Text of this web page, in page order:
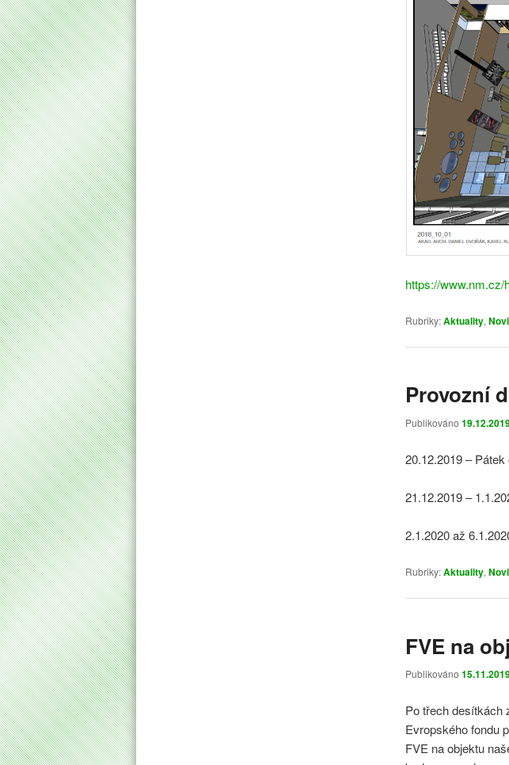
https://
Rubriky:Aktuality,
Provozní
Publikováno
20.12.2019 –
21.12.2019 –
2.1.2020 až
Rubriky:Aktuality,
FVE na
Publikováno
Po třech desítkách
Evropského fondu
FVE na objektu